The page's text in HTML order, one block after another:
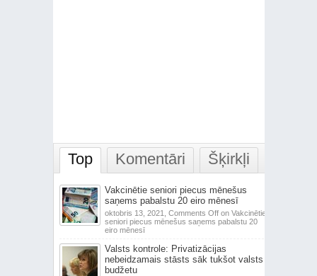
Top Komentāri Šķirkļi
Vakcinētie seniori piecus mēnešus
saņems pabalstu 20 eiro mēnesī
oktobris 13, 2021, Comments Offon Vakcinētie
seniori piecus mēnešus saņems pabalstu 20
eiro mēnesī
Valsts kontrole: Privatizācijas
nebeidzamais stāsts sāk tukšot valsts
budžetu